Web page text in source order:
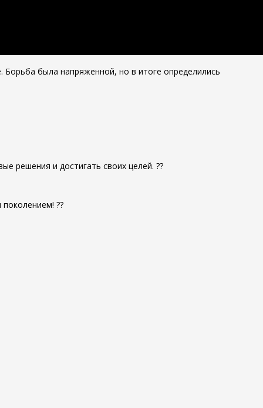
Борьба была напряженной, но в итоге определились
решения и достигать своих целей. ??
??